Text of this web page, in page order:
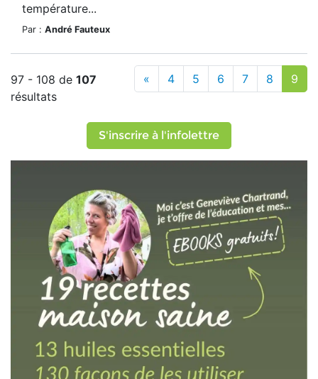
température...
Par : André Fauteux
97 - 108 de 107
résultats
« 4 5 6 7 8 9
S'inscrire à l'infolettre